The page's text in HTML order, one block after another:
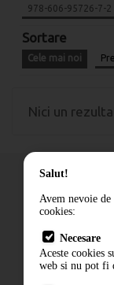
978-606-95726-7-2
Sortare
Cele mai noi
Nici un
Cum comand
Livrare
Contact
Salut!
Avem nevoie
cookies:
Necesare
Aceste cookies
web si nu pot fi